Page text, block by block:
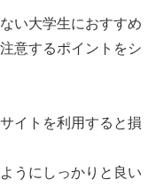
い大学生におすすめ
意するポイントをシ
イトを利用すると損
うにしっかりと良い